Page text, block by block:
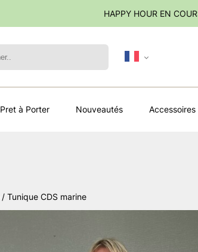
HAPPY HOUR EN
Pret à Porter Nouveautés Accessoires
/ Tunique CDS marine